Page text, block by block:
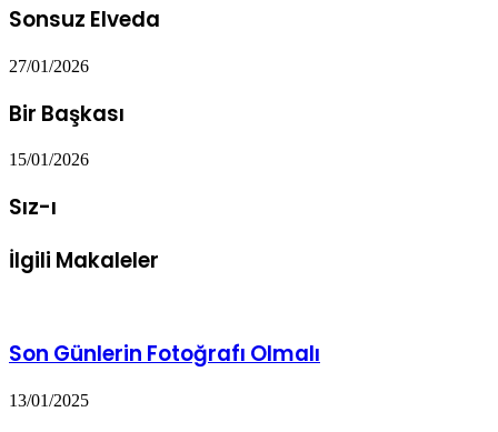
Sonsuz Elveda
27/01/2026
Bir Başkası
15/01/2026
Sız-ı
İlgili Makaleler
Son Günlerin Fotoğrafı Olmalı
13/01/2025